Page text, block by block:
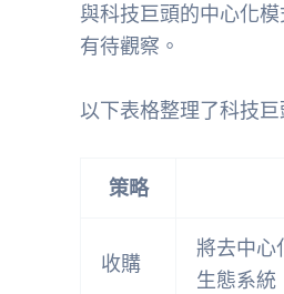
與科技巨頭的中心化
有待觀察。
以下表格整理了科技
策略
收購
將去中心
生態系統